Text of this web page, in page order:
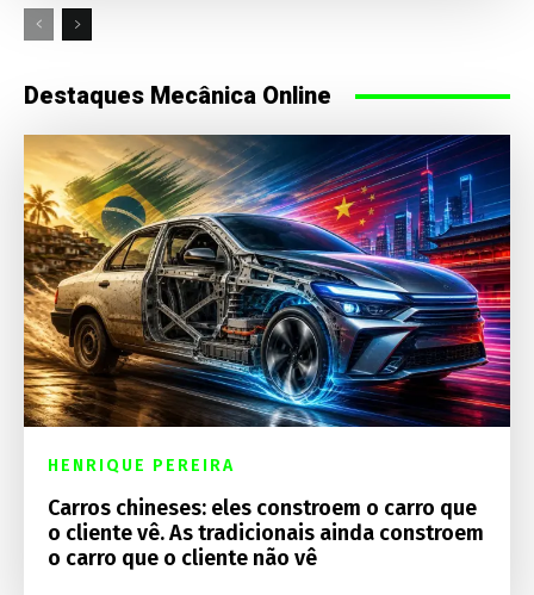
Destaques Mecânica Online
HENRIQUE PEREIRA
Carros chineses: eles constroem o carro que
o cliente vê. As tradicionais ainda constroem
o carro que o cliente não vê